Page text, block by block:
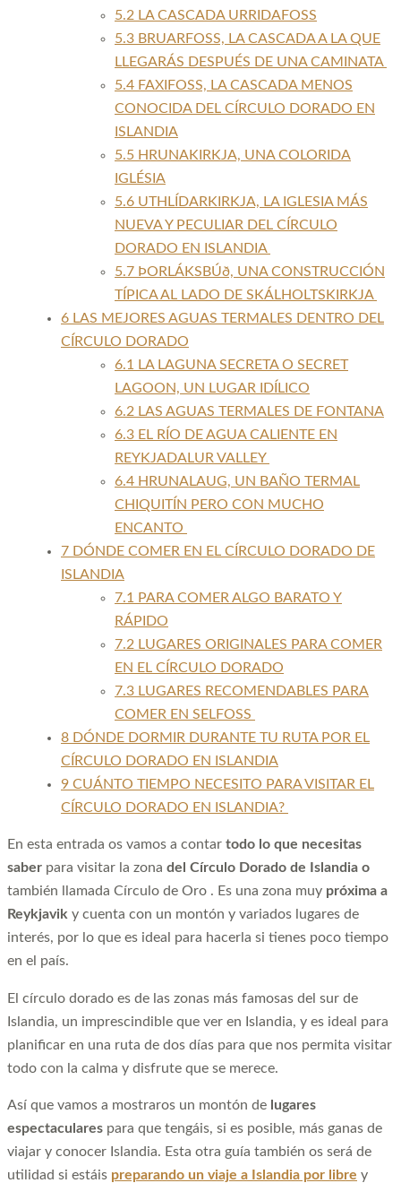
5.2 LA CASCADA URRIDAFOSS
5.3 BRUARFOSS, LA CASCADA A LA QUE
LLEGARÁS DESPUÉS DE UNA CAMINATA
5.4 FAXIFOSS, LA CASCADA MENOS
CONOCIDA DEL CÍRCULO DORADO EN
ISLANDIA
5.5 HRUNAKIRKJA, UNA COLORIDA
IGLÉSIA
5.6 UTHLÍDARKIRKJA, LA IGLESIA MÁS
NUEVA Y PECULIAR DEL CÍRCULO
DORADO EN ISLANDIA
5.7 ÞORLÁKSBÚð, UNA CONSTRUCCIÓN
TÍPICA AL LADO DE SKÁLHOLTSKIRKJA
6 LAS MEJORES AGUAS TERMALES DENTRO DEL
CÍRCULO DORADO
6.1
LA LAGUNA SECRETA O SECRET
LAGOON, UN LUGAR IDÍLICO
6.2 LAS AGUAS TERMALES DE FONTANA
6.3 EL RÍO DE AGUA CALIENTE EN
REYKJADALUR VALLEY
6.4 HRUNALAUG, UN BAÑO TERMAL
CHIQUITÍN PERO CON MUCHO
ENCANTO
7 DÓNDE COMER EN EL CÍRCULO DORADO DE
ISLANDIA
7.1
PARA COMER ALGO BARATO Y
RÁPIDO
7.2 LUGARES ORIGINALES PARA COMER
EN EL CÍRCULO DORADO
7.3 LUGARES RECOMENDABLES PARA
COMER EN SELFOSS
8 DÓNDE DORMIR DURANTE TU RUTA POR EL
CÍRCULO DORADO EN ISLANDIA
9 CUÁNTO TIEMPO NECESITO PARA VISITAR EL
CÍRCULO DORADO EN ISLANDIA?
En esta entrada os vamos a contar todo lo que necesitas
saber para visitar la zona del Círculo Dorado de Islandia o
también llamada Círculo de Oro . Es una zona muy próxima a
Reykjavik y cuenta con un montón y variados lugares de
interés, por lo que es ideal para hacerla si tienes poco tiempo
en el país.
El círculo dorado es de las zonas más famosas del sur de
Islandia, un imprescindible que ver en Islandia, y es ideal para
planificar en una ruta de dos días para que nos permita visitar
todo con la calma y disfrute que se merece.
Así que vamos a mostraros un montón de lugares
espectaculares para que tengáis, si es posible, más ganas de
viajar y conocer Islandia. Esta otra guía también os será de
utilidad si estáis preparando un viaje a Islandia por libre y